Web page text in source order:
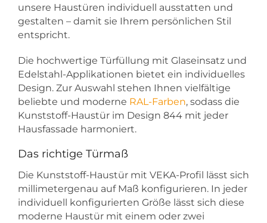
unsere Haustüren individuell ausstatten und
gestalten – damit sie Ihrem persönlichen Stil
entspricht.
Die hochwertige Türfüllung mit Glaseinsatz und
Edelstahl-Applikationen bietet ein individuelles
Design. Zur Auswahl stehen Ihnen vielfältige
beliebte und moderne RAL-Farben, sodass die
Kunststoff-Haustür im Design 844 mit jeder
Hausfassade harmoniert.
Das richtige Türmaß
Die Kunststoff-Haustür mit VEKA-Profil lässt sich
millimetergenau auf Maß konfigurieren. In jeder
individuell konfigurierten Größe lässt sich diese
moderne Haustür mit einem oder zwei